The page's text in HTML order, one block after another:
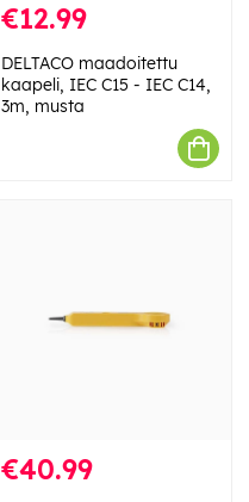
€12.99
DELTACO maadoitettu
kaapeli, IEC C15 - IEC C14,
3m, musta
€40.99